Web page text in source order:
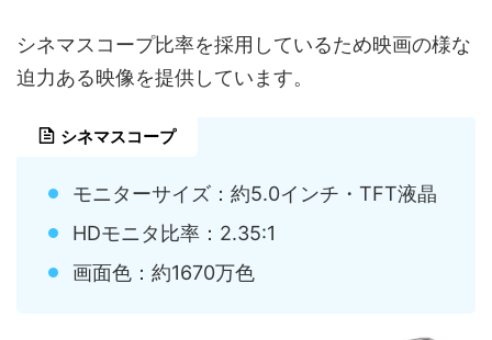
シネマスコープ比率を採用しているため映画の様な
迫力ある映像を提供しています。
シネマスコープ
モニターサイズ：約5.0インチ・TFT液晶
HDモニタ比率：2.35:1
画面色：約1670万色